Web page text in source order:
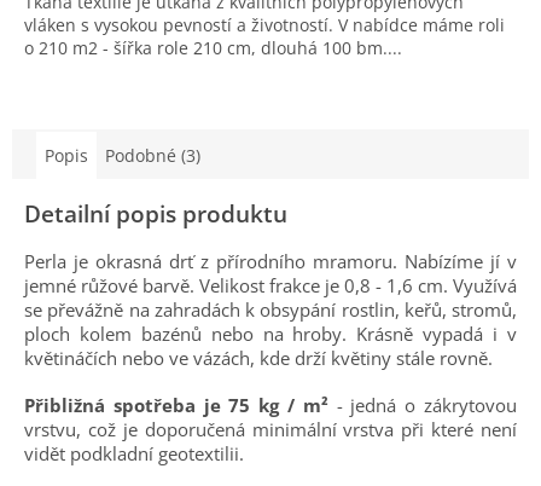
vláken s vysokou pevností a životností. V nabídce máme roli
o 210 m2 - šířka role 210 cm, dlouhá 100 bm....
Popis Podobné (3)
Detailní popis produktu
Perla je okrasná drť z přírodního mramoru. Nabízíme jí v
jemné růžové barvě. Velikost frakce je 0,8 - 1,6 cm. Využívá
se převážně na zahradách k obsypání rostlin, keřů, stromů,
ploch kolem bazénů nebo na hroby. Krásně vypadá i v
květináčích nebo ve vázách, kde drží květiny stále rovně.
Přibližná spotřeba je 75 kg / m² - jedná o zákrytovou
vrstvu, což je doporučená minimální vrstva při které není
vidět podkladní geotextilii.